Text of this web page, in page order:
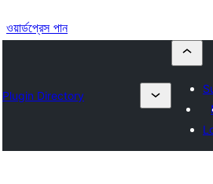
ওয়ার্ডপ্রেস পান
Plugin Directory